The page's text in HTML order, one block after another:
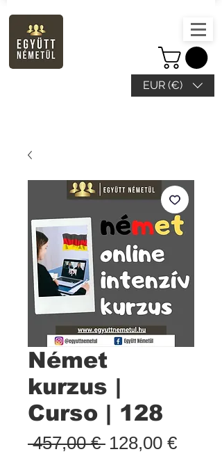
EUR (€)
Német
kurzus |
Curso | 128
457,00 € Standardpreis
128,00 €Sale-